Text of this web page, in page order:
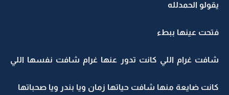
يقولو الحمدلله
فتحت عينها ببطء
شافت غرام اللي كانت تدور عنها غرام شافت نفسها اللي
كانت ضايعة منها شافت حياتها زمان ويا بندر ويا صحباتها